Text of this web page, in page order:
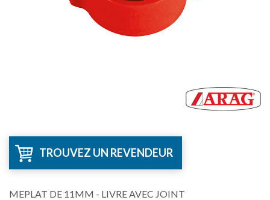
TROUVEZ UN REVENDEUR
MEPLAT DE 11MM - LIVRE AVEC JOINT